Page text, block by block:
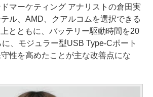
マーケティング アナリストの倉田実
ル、AMD、クアルコムを選択できる
とともに、バッテリー駆動時間を20
、モジュラー型USB Type-Cポート
性を高めたことが主な改善点にな